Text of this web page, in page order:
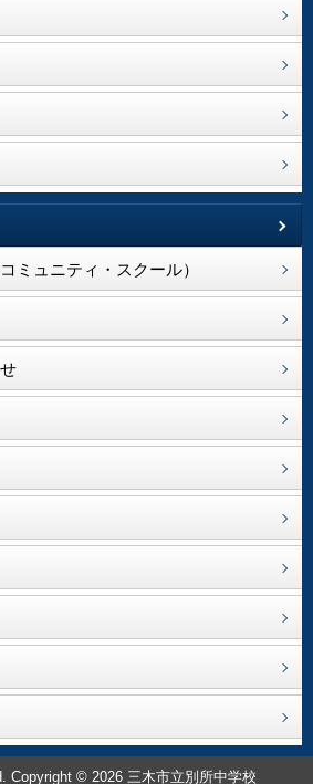
ミュニティ・スクール）
Copyright © 2026 三木市立別所中学校